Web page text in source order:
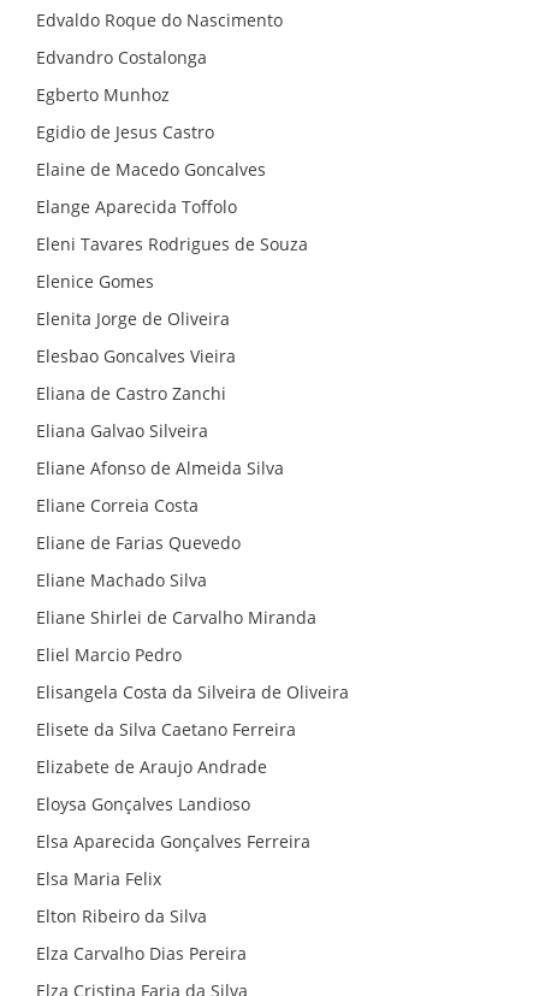
Edvaldo Roque do Nascimento
Edvandro Costalonga
Egberto Munhoz
Egidio de Jesus Castro
Elaine de Macedo Goncalves
Elange Aparecida Toffolo
Eleni Tavares Rodrigues de Souza
Elenice Gomes
Elenita Jorge de Oliveira
Elesbao Goncalves Vieira
Eliana de Castro Zanchi
Eliana Galvao Silveira
Eliane Afonso de Almeida Silva
Eliane Correia Costa
Eliane de Farias Quevedo
Eliane Machado Silva
Eliane Shirlei de Carvalho Miranda
Eliel Marcio Pedro
Elisangela Costa da Silveira de Oliveira
Elisete da Silva Caetano Ferreira
Elizabete de Araujo Andrade
Eloysa Gonçalves Landioso
Elsa Aparecida Gonçalves Ferreira
Elsa Maria Felix
Elton Ribeiro da Silva
Elza Carvalho Dias Pereira
Elza Cristina Faria da Silva